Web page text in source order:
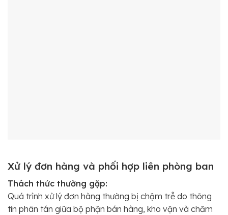
Xử lý đơn hàng và phối hợp liên phòng ban
Thách thức thường gặp:
Quá trình xử lý đơn hàng thường bị chậm trễ do thông
tin phân tán giữa bộ phận bán hàng, kho vận và chăm